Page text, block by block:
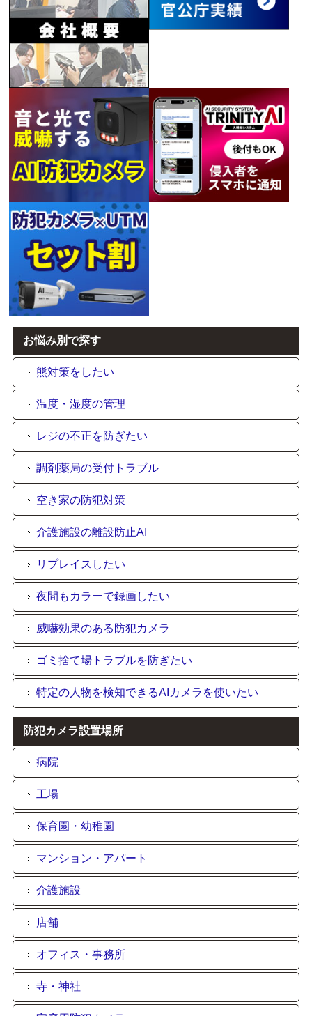
お悩み別で探す
熊対策をしたい
温度・湿度の管理
レジの不正を防ぎたい
調剤薬局の受付トラブル
空き家の防犯対策
介護施設の離設防止AI
リプレイスしたい
夜間もカラーで録画したい
威嚇効果のある防犯カメラ
ゴミ捨て場トラブルを防ぎたい
特定の人物を検知できるAIカメラを使いたい
防犯カメラ設置場所
病院
工場
保育園・幼稚園
マンション・アパート
介護施設
店舗
オフィス・事務所
寺・神社